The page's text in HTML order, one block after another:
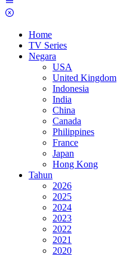
Home
TV Series
Negara
USA
United Kingdom
Indonesia
India
China
Canada
Philippines
France
Japan
Hong Kong
Tahun
2026
2025
2024
2023
2022
2021
2020